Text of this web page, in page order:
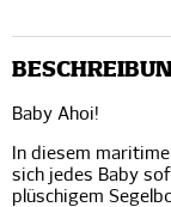
Baby Ahoi!
In diesem
sich jedes Baby
plüschigem